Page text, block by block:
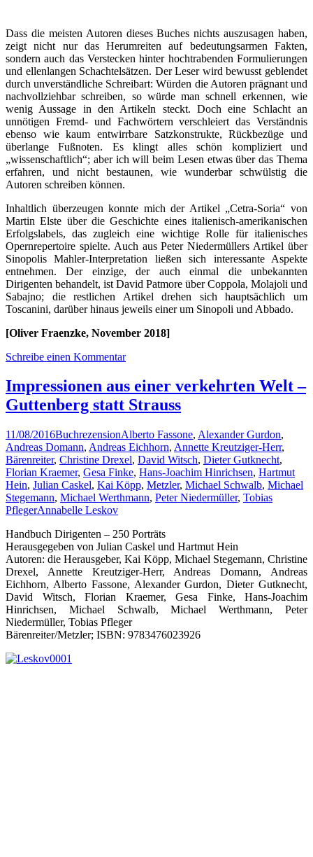
Dass die meisten Autoren dieses Buches nichts auszusagen haben,
zeigt nicht nur das Herumreiten auf bedeutungsarmen Fakten,
sondern auch das Verstecken hinter hochtrabenden Formulierungen
und ellenlangen Schachtelsätzen. Der Leser wird bewusst geblendet
durch unverständliche Schreibart: Würden die Autoren prägnant und
nachvollziehbar schreiben, so würde man schnell erkennen, wie
wenig Aussage in den Artikeln steckt. Doch eine Schlacht an
unnötigen Fremd- und Fachwörtern verschleiert das Verständnis
ebenso wie kaum entwirrbare Satzkonstrukte, Rückbezüge und
überlange Fußnoten. Es klingt alles schön kompliziert und
„wissenschaftlich“; aber ich will beim Lesen etwas über das Thema
erfahren, und nicht bestaunen, wie wunderbar schwülstig die
Autoren schreiben können.
Inhaltlich überzeugen konnte mich der Artikel „Cetra-Soria“ von
Martin Elste über die Geschichte eines italienisch-amerikanischen
Erfolgslabels, das zugleich eine wichtige Rolle für italienisches
Opernrepertoire spielte. Auch aus Peter Niedermüllers Artikel über
Sinopolis Mahler-Interpretation ließen sich interessante Aspekte
entnehmen. Der einzige, der auch einmal die unbekannten
Dirigenten behandelt, ist David Patmore über Coppola, Molajoli und
Sabajno; die restlichen Artikel drehen sich hauptsächlich um
Toscanini, darüber hinaus jeweils einer um Sinopoli und Abbado.
[Oliver Fraenzke, November 2018]
Schreibe einen Kommentar
Impressionen aus einer verkehrten Welt –
Guttenberg statt Strauss
11/08/2016BuchrezensionAlberto Fassone, Alexander Gurdon,
Andreas Domann, Andreas Eichhorn, Annette Kreutziger-Herr,
Bärenreiter, Christine Drexel, David Witsch, Dieter Gutknecht,
Florian Kraemer, Gesa Finke, Hans-Joachim Hinrichsen, Hartmut
Hein, Julian Caskel, Kai Köpp, Metzler, Michael Schwalb, Michael
Stegemann, Michael Werthmann, Peter Niedermüller, Tobias
PflegerAnnabelle Leskov
Handbuch Dirigenten – 250 Porträts
Herausgegeben von Julian Caskel und Hartmut Hein
Autoren: die Herausgeber, Kai Köpp, Michael Stegemann, Christine
Drexel, Annette Kreutziger-Herr, Andreas Domann, Andreas
Eichhorn, Alberto Fassone, Alexander Gurdon, Dieter Gutknecht,
David Witsch, Florian Kraemer, Gesa Finke, Hans-Joachim
Hinrichsen, Michael Schwalb, Michael Werthmann, Peter
Niedermüller, Tobias Pfleger
Bärenreiter/Metzler; ISBN: 9783476023926